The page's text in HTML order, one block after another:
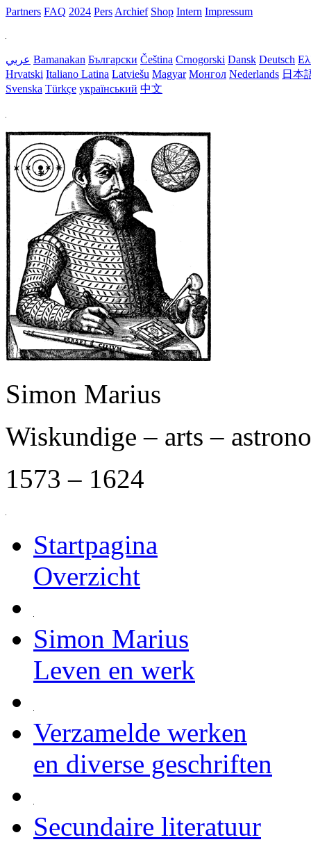
Partners FAQ 2024 Pers Archief Shop Intern Impressum
عربي Bamanakan Български Čeština Crnogorski Dansk Deutsch
Hrvatski Italiano Latina Latviešu Magyar Монгол Nederlands 日本
Svenska Türkçe український 中文
Simon Marius
Wiskundige – arts –
1573 – 1624
Startpagina
Overzicht
Simon Marius
Leven en werk
Verzamelde werken
en diverse geschriften
Secundaire literatuur